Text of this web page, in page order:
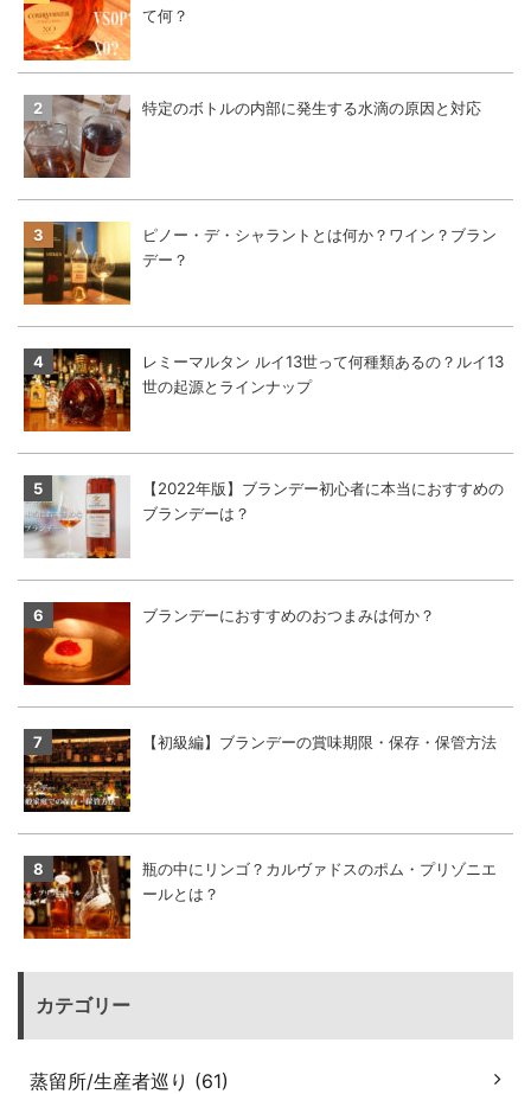
て何？
特定のボトルの内部に発生する水滴の原因と対応
ピノー・デ・シャラントとは何か？ワイン？ブラン
デー？
レミーマルタン ルイ13世って何種類あるの？ルイ13
世の起源とラインナップ
【2022年版】ブランデー初心者に本当におすすめの
ブランデーは？
ブランデーにおすすめのおつまみは何か？
【初級編】ブランデーの賞味期限・保存・保管方法
瓶の中にリンゴ？カルヴァドスのポム・プリゾニエ
ールとは？
カテゴリー
蒸留所/生産者巡り (61)